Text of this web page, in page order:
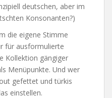
deutschen, aber im
Konsonanten?)
die eigene Stimme
für ausformulierte
Kollektion gängiger
Menüpunkte. Und wer
gefettet und türkis
einstellen.